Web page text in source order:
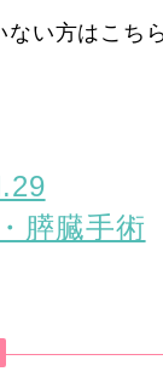
い方はこち
膵臓手術